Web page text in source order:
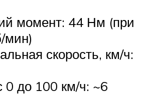
момент: 44 Нм (при
мин)
скорость, км/ч:
0 до 100 км/ч: ~6